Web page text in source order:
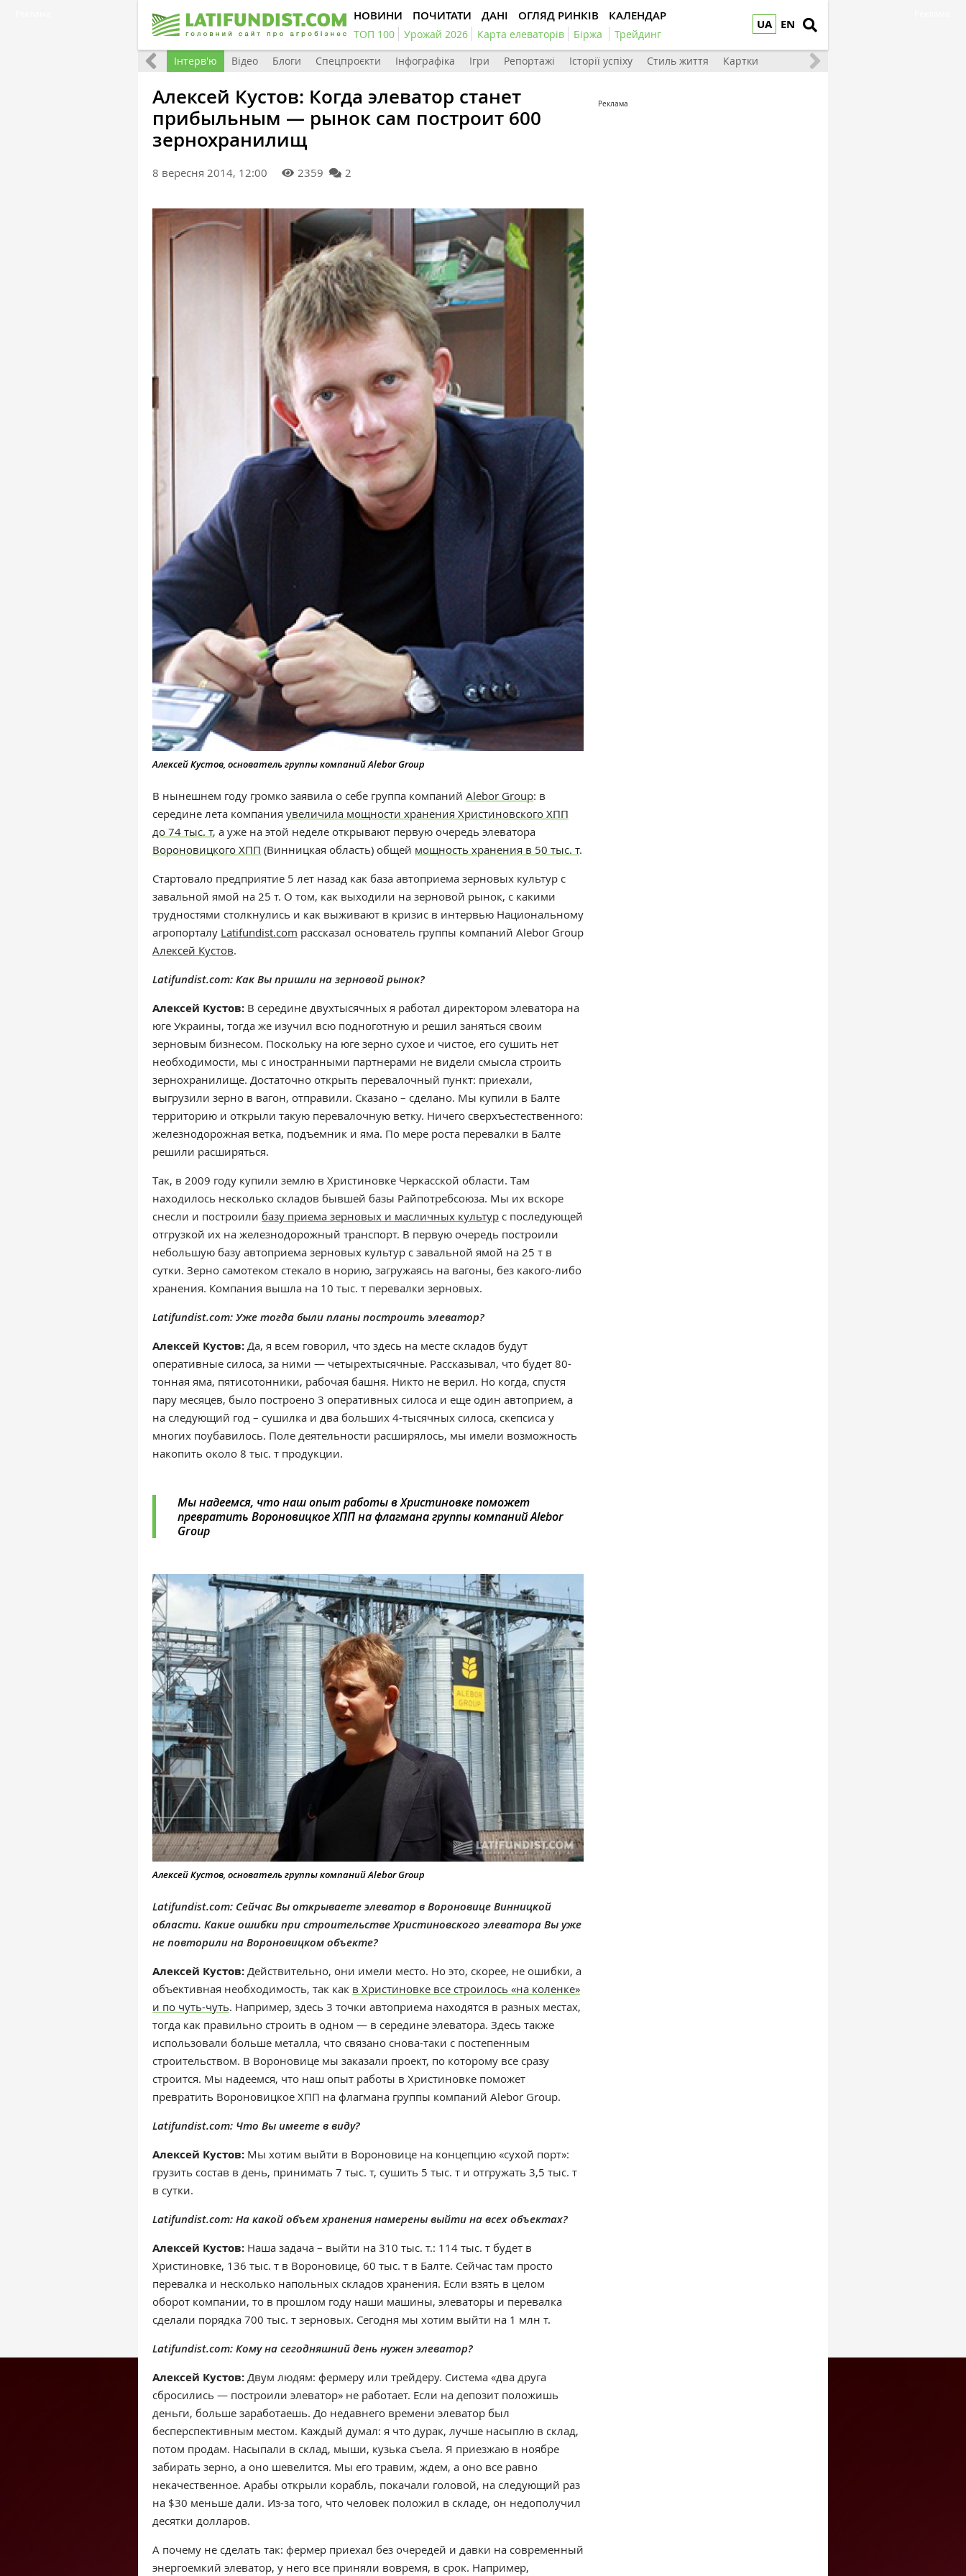
UA EN
НОВИНИ ПОЧИТАТИ ДАНІ ОГЛЯД РИНКІВ КАЛЕНДАР
ТОП 100 Урожай 2026 Карта елеваторів Біржа Трейдинг
Фото Інтерв'ю Відео Блоги Спецпроєкти Інфографіка Ігри Репортажі Історії успіху Стиль життя Картки
Алексей Кустов: Когда элеватор станет
прибыльным — рынок сам построит 600
зернохранилищ
8 вересня 2014, 12:00 2359 2
Алексей Кустов, основатель группы компаний Alebor Group
В нынешнем году громко заявила о себе группа компаний Alebor Group: в
середине лета компания увеличила мощности хранения Христиновского ХПП
до 74 тыс. т, а уже на этой неделе открывают первую очередь элеватора
Вороновицкого ХПП (Винницкая область) общей мощность хранения в 50 тыс. т.
Стартовало предприятие 5 лет назад как база автоприема зерновых культур с
завальной ямой на 25 т. О том, как выходили на зерновой рынок, с какими
трудностями столкнулись и как выживают в кризис в интервью Национальному
агропорталу Latifundist.com рассказал основатель группы компаний Alebor Group
Алексей Кустов.
Latifundist.com: Как Вы пришли на зерновой рынок?
Алексей Кустов: В середине двухтысячных я работал директором элеватора на
юге Украины, тогда же изучил всю подноготную и решил заняться своим
зерновым бизнесом. Поскольку на юге зерно сухое и чистое, его сушить нет
необходимости, мы с иностранными партнерами не видели смысла строить
зернохранилище. Достаточно открыть перевалочный пункт: приехали,
выгрузили зерно в вагон, отправили. Сказано – сделано. Мы купили в Балте
территорию и открыли такую перевалочную ветку. Ничего сверхъестественного:
железнодорожная ветка, подъемник и яма. По мере роста перевалки в Балте
решили расширяться.
Так, в 2009 году купили землю в Христиновке Черкасской области. Там
находилось несколько складов бывшей базы Райпотребсоюза. Мы их вскоре
снесли и построили базу приема зерновых и масличных культур c последующей
отгрузкой их на железнодорожный транспорт. В первую очередь построили
небольшую базу автоприема зерновых культур с завальной ямой на 25 т в
сутки. Зерно самотеком стекало в норию, загружаясь на вагоны, без какого-либо
хранения. Компания вышла на 10 тыс. т перевалки зерновых.
Latifundist.com: Уже тогда были планы построить элеватор?
Алексей Кустов: Да, я всем говорил, что здесь на месте складов будут
оперативные силоса, за ними — четырехтысячные. Рассказывал, что будет 80-
тонная яма, пятисотонники, рабочая башня. Никто не верил. Но когда, спустя
пару месяцев, было построено 3 оперативных силоса и еще один автоприем, а
на следующий год – сушилка и два больших 4-тысячных силоса, скепсиса у
многих поубавилось. Поле деятельности расширялось, мы имели возможность
накопить около 8 тыс. т продукции.
Мы надеемся, что наш опыт работы в Христиновке поможет
превратить Вороновицкое ХПП на флагмана группы компаний Alebor
Group
Алексей Кустов, основатель группы компаний Alebor Group
Latifundist.com: Сейчас Вы открываете элеватор в Вороновице Винницкой
области. Какие ошибки при строительстве Христиновского элеватора Вы уже
не повторили на Вороновицком объекте?
Алексей Кустов: Действительно, они имели место. Но это, скорее, не ошибки, а
объективная необходимость, так как в Христиновке все строилось «на коленке»
и по чуть-чуть. Например, здесь 3 точки автоприема находятся в разных местах,
тогда как правильно строить в одном — в середине элеватора. Здесь также
использовали больше металла, что связано снова-таки с постепенным
строительством. В Вороновице мы заказали проект, по которому все сразу
строится. Мы надеемся, что наш опыт работы в Христиновке поможет
превратить Вороновицкое ХПП на флагмана группы компаний Alebor Group.
Latifundist.com: Что Вы имеете в виду?
Алексей Кустов: Мы хотим выйти в Вороновице на концепцию «сухой порт»:
грузить состав в день, принимать 7 тыс. т, сушить 5 тыс. т и отгружать 3,5 тыс. т
в сутки.
Latifundist.com: На какой объем хранения намерены выйти на всех объектах?
Алексей Кустов: Наша задача – выйти на 310 тыс. т.: 114 тыс. т будет в
Христиновке, 136 тыс. т в Вороновице, 60 тыс. т в Балте. Сейчас там просто
перевалка и несколько напольных складов хранения. Если взять в целом
оборот компании, то в прошлом году наши машины, элеваторы и перевалка
сделали порядка 700 тыс. т зерновых. Сегодня мы хотим выйти на 1 млн т.
Latifundist.com: Кому на сегодняшний день нужен элеватор?
Алексей Кустов: Двум людям: фермеру или трейдеру. Система «два друга
сбросились — построили элеватор» не работает. Если на депозит положишь
деньги, больше заработаешь. До недавнего времени элеватор был
бесперспективным местом. Каждый думал: я что дурак, лучше насыплю в склад,
потом продам. Насыпали в склад, мыши, кузька съела. Я приезжаю в ноябре
забирать зерно, а оно шевелится. Мы его травим, ждем, а оно все равно
некачественное. Арабы открыли корабль, покачали головой, на следующий раз
на $30 меньше дали. Из-за того, что человек положил в складе, он недополучил
десятки долларов.
А почему не сделать так: фермер приехал без очередей и давки на современный
энергоемкий элеватор, у него все приняли вовремя, в срок. Например,
Реклама